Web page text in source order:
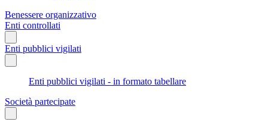
Benessere organizzativo
Enti controllati
Enti pubblici vigilati
Enti pubblici vigilati - in formato tabellare
Società partecipate